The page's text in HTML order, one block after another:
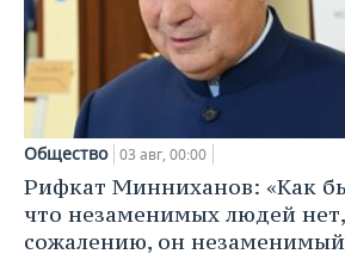
Общество 03 авг, 00:00
Рифкат Минниханов: «Как
что незаменимых людей
сожалению, он